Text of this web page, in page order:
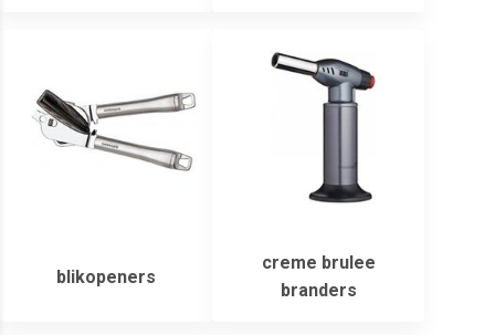
blikopeners
creme brulee
branders